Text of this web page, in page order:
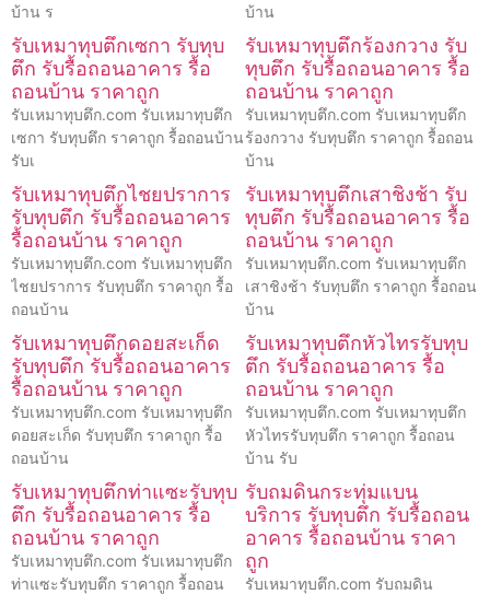
บ้าน ร
บ้าน
รับเหมาทุบตึกเซกา รับทุบ
ตึก รับรื้อถอนอาคาร รื้อ
ถอนบ้าน ราคาถูก
รับเหมาทุบตึก.com รับเหมาทุบตึก
เซกา รับทุบตึก ราคาถูก รื้อถอนบ้าน
รับเ
รับเหมาทุบตึกร้องกวาง รับ
ทุบตึก รับรื้อถอนอาคาร รื้อ
ถอนบ้าน ราคาถูก
รับเหมาทุบตึก.com รับเหมาทุบตึก
ร้องกวาง รับทุบตึก ราคาถูก รื้อถอน
บ้าน
รับเหมาทุบตึกไชยปราการ
รับทุบตึก รับรื้อถอนอาคาร
รื้อถอนบ้าน ราคาถูก
รับเหมาทุบตึก.com รับเหมาทุบตึก
ไชยปราการ รับทุบตึก ราคาถูก รื้อ
ถอนบ้าน
รับเหมาทุบตึกเสาชิงช้า รับ
ทุบตึก รับรื้อถอนอาคาร รื้อ
ถอนบ้าน ราคาถูก
รับเหมาทุบตึก.com รับเหมาทุบตึก
เสาชิงช้า รับทุบตึก ราคาถูก รื้อถอน
บ้าน
รับเหมาทุบตึกดอยสะเก็ด
รับทุบตึก รับรื้อถอนอาคาร
รื้อถอนบ้าน ราคาถูก
รับเหมาทุบตึก.com รับเหมาทุบตึก
ดอยสะเก็ด รับทุบตึก ราคาถูก รื้อ
ถอนบ้าน
รับเหมาทุบตึกหัวไทรรับทุบ
ตึก รับรื้อถอนอาคาร รื้อ
ถอนบ้าน ราคาถูก
รับเหมาทุบตึก.com รับเหมาทุบตึก
หัวไทรรับทุบตึก ราคาถูก รื้อถอน
บ้าน รับ
รับเหมาทุบตึกท่าแซะรับทุบ
ตึก รับรื้อถอนอาคาร รื้อ
ถอนบ้าน ราคาถูก
รับเหมาทุบตึก.com รับเหมาทุบตึก
ท่าแซะรับทุบตึก ราคาถูก รื้อถอน
รับถมดินกระทุ่มแบน
บริการ รับทุบตึก รับรื้อถอน
อาคาร รื้อถอนบ้าน ราคา
ถูก
รับเหมาทุบตึก.com รับถมดิน